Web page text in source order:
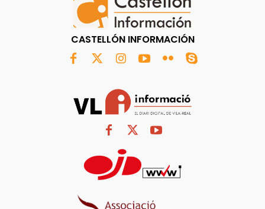
CASTELLÓN INFORMACIÓN